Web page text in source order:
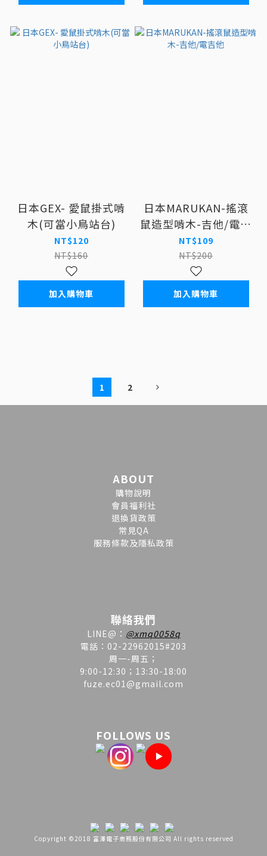
日本GEX- 愛鼠掛式啃
木(可當小鳥站台)
NT$120
NT$160
加入購物車
日本MARUKAN-搖滾
鼠造型啃木-吉他/電吉
他
NT$109
NT$200
加入購物車
1 2
ABOUT
購物說明
會員福利社
退換貨政策
常見QA
服務條款及隱私政策
聯絡我們
LINE@ ： @xmq0058q
電話：02-22962015#203
周一-周五；
9:00-12:30；13:30-18:00
fuze.ec01@gmail.com
FOLLOWS US
Copyright ©2018 富澤電子商務股份有限公司 All rights reserved